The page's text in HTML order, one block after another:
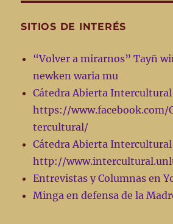
SITIOS DE INTERÉS
“Volver a mirarnos” Tayñ
newken waria mu
Cátedra Abierta
https://www.facebook.com/
tercultural/
Cátedra Abierta
http://
Entrevistas y Columnas en
Minga en defensa de la